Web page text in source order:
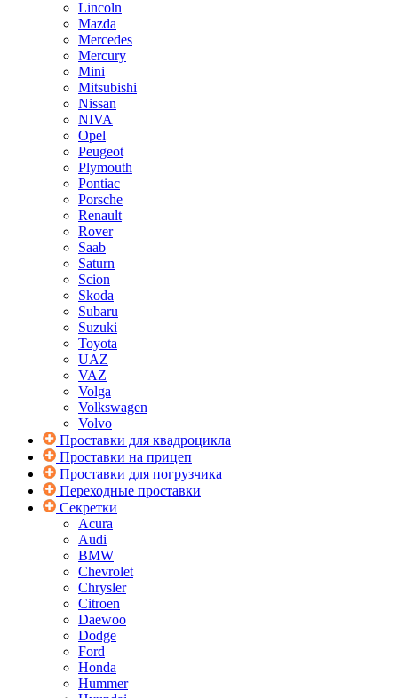
Lincoln
Mazda
Mercedes
Mercury
Mini
Mitsubishi
Nissan
NIVA
Opel
Peugeot
Plymouth
Pontiac
Porsche
Renault
Rover
Saab
Saturn
Scion
Skoda
Subaru
Suzuki
Toyota
UAZ
VAZ
Volga
Volkswagen
Volvo
Проставки для квадроцикла
Проставки на прицеп
Проставки для погрузчика
Переходные проставки
Секретки
Acura
Audi
BMW
Chevrolet
Chrysler
Citroen
Daewoo
Dodge
Ford
Honda
Hummer